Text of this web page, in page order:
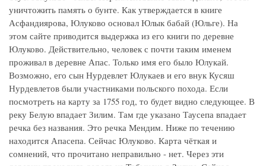
уничтожить память о бунте. Как утверждается в книге
Асфандиярова, Юлуково основал Юлык бабай (Юльге). На
этом сайте приводится выдержка из его книги по деревне
Юлуково. Действительно, человек с почти таким именем
проживал в деревне Апас. Только имя его было Юлукай.
Возможно, его сын Нурдевлет Юлукаев и его внук Кусяш
Нурдевлетов были участниками польского похода. Если
посмотреть на карту за 1755 год, то будет видно следующее. В
реку Белую впадает Зилим. Там где указано Таусепа впадает
речка без названия. Это речка Мендим. Ниже по течению
находится Апасепа. Сейчас Юлуково. Карта чёткая и
сомнений, что прочитано неправильно - нет. Через эти